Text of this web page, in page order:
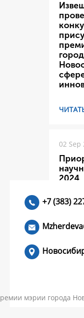
02 Sep
2024
+7 (383)
мэрии города